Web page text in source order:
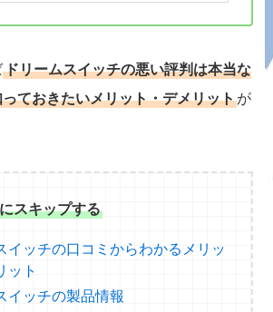
ドリームスイッチの悪い評判は本当な
ておきたいメリット・デメリットが
スキップする
イッチの口コミからわかるメリッ
ット
イッチの製品情報